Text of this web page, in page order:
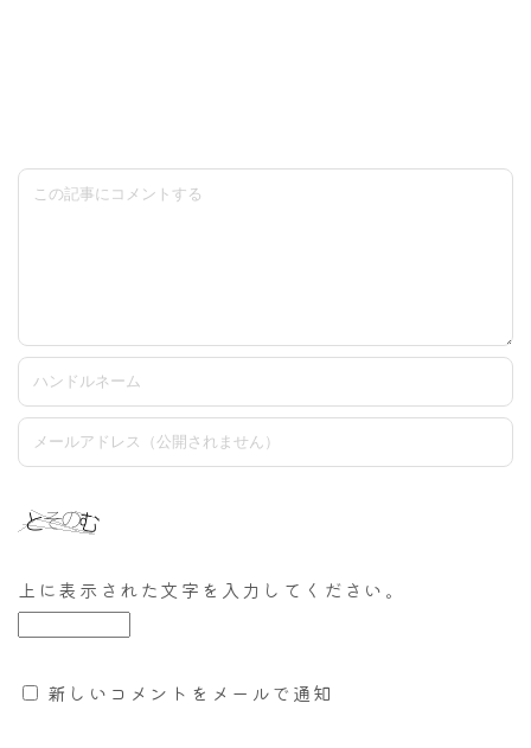
上に表示された文字を入力してください。
新しいコメントをメールで通知